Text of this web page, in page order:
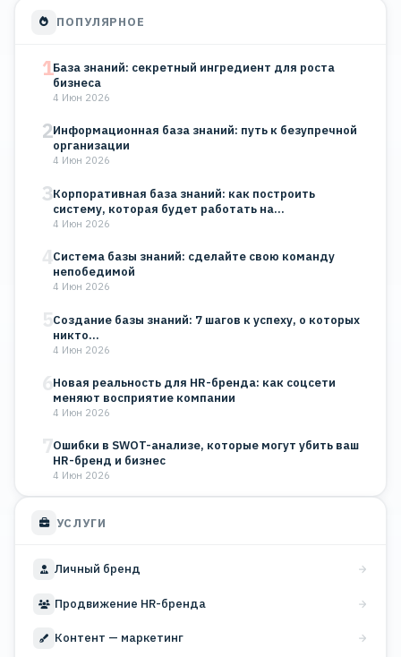
ПОПУЛЯРНОЕ
1База знаний: секретный ингредиент для роста
бизнеса
4 Июн 2026
2Информационная база знаний: путь к безупречной
организации
4 Июн 2026
3Корпоративная база знаний: как построить
систему, которая будет работать на…
4 Июн 2026
4Система базы знаний: сделайте свою команду
непобедимой
4 Июн 2026
5Создание базы знаний: 7 шагов к успеху, о которых
никто…
4 Июн 2026
6Новая реальность для HR-бренда: как соцсети
меняют восприятие компании
4 Июн 2026
7Ошибки в SWOT-анализе, которые могут убить ваш
HR-бренд и бизнес
4 Июн 2026
УСЛУГИ
Личный бренд
Продвижение HR-бренда
Контент — маркетинг